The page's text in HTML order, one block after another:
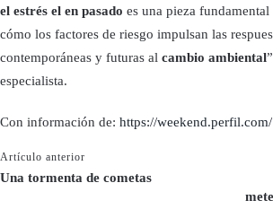
el estrés el en pasado es una pieza
cómo los factores de riesgo impulsan las
contemporáneas y futuras al cambio ambiental
especialista.
Con información de: https://weekend.perfil.com/
Artículo anterior
Una tormenta de cometas